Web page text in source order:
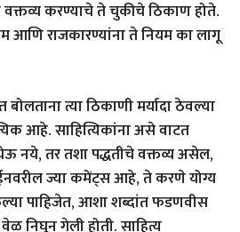
वक्तव्य करण्याचे ते चुकीचे ठिकाण होते.
आणि राजकारण्यांना ते नियम का लागू
त्या ठिकाणी मर्यादा ठेवल्या
आहे. साहित्यिकांना असे वाटत
नये, तर तशा पद्धतीचे वक्तव्य असेल,
ज्या कमेंट्स आहे, ते करणे योग्य
पाहिजेत, आशा शब्दांत फडणवीस
निघून गेली होती. साहित्य